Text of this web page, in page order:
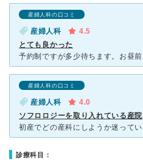
産婦人科の口コミ
産婦人科
4.5
とても良かった
産婦人科の口コミ
産婦人科
4.0
ソフロロジーを取り入れている産院
診療科目：